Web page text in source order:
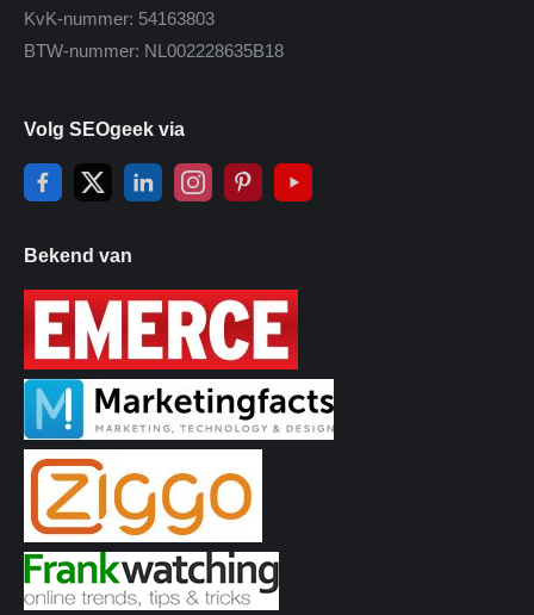
KvK-nummer: 54163803
BTW-nummer: NL002228635B18
Volg SEOgeek via
Bekend van